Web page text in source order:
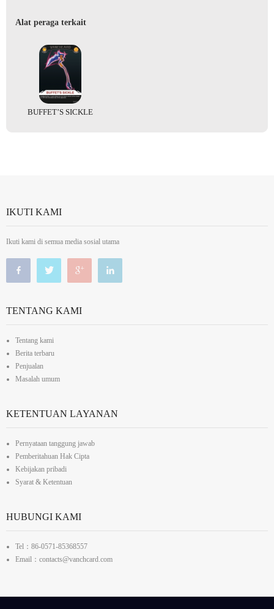
Alat peraga terkait
BUFFET’S SICKLE
IKUTI KAMI
Ikuti kami di semua media sosial utama
TENTANG KAMI
Tentang kami
Berita terbaru
Penjualan
Masalah umum
KETENTUAN LAYANAN
Pernyataan tanggung jawab
Pemberitahuan Hak Cipta
Kebijakan pribadi
Syarat & Ketentuan
HUBUNGI KAMI
Tel：86-0571-85368557
Email：contacts@vanchcard.com